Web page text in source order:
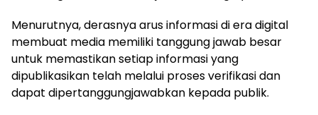
Menurutnya, derasnya arus informasi di era digital
membuat media memiliki tanggung jawab besar
untuk memastikan setiap informasi yang
dipublikasikan telah melalui proses verifikasi dan
dapat dipertanggungjawabkan kepada publik.